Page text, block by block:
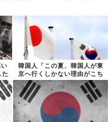
た
韓国人「この夏、韓国人が東
京へ行くしかない理由がこち
ら…」→「快...